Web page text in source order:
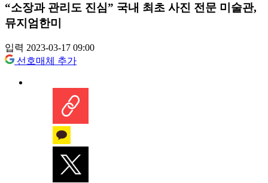
“소장과 관리도 진심” 국내 최초 사진 전문 미술관,
뮤지엄한미
입력 2023-03-17 09:00
선호매체 추가